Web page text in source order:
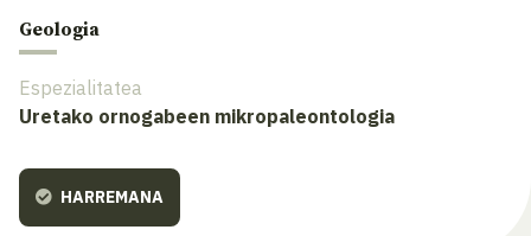
Geologia
Espezialitatea
Uretako ornogabeen mikropaleontologia
HARREMANA